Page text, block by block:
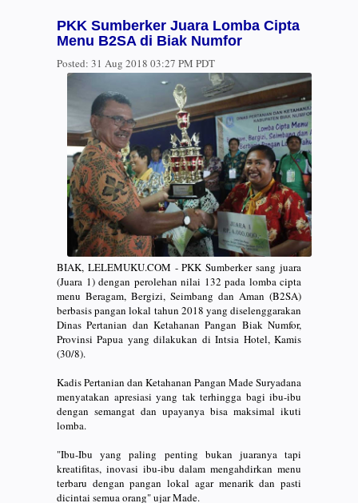
PKK Sumberker Juara Lomba Cipta
Menu B2SA di Biak Numfor
Posted: 31 Aug 2018 03:27 PM PDT
BIAK, LELEMUKU.COM - PKK Sumberker sang juara
(Juara 1) dengan perolehan nilai 132 pada lomba cipta
menu Beragam, Bergizi, Seimbang dan Aman (B2SA)
berbasis pangan lokal tahun 2018 yang diselenggarakan
Dinas Pertanian dan Ketahanan Pangan Biak Numfor,
Provinsi Papua yang dilakukan di Intsia Hotel, Kamis
(30/8).
Kadis Pertanian dan Ketahanan Pangan Made Suryadana
menyatakan apresiasi yang tak terhingga bagi ibu-ibu
dengan semangat dan upayanya bisa maksimal ikuti
lomba.
"Ibu-Ibu yang paling penting bukan juaranya tapi
kreatifitas, inovasi ibu-ibu dalam mengahdirkan menu
terbaru dengan pangan lokal agar menarik dan pasti
dicintai semua orang" ujar Made.